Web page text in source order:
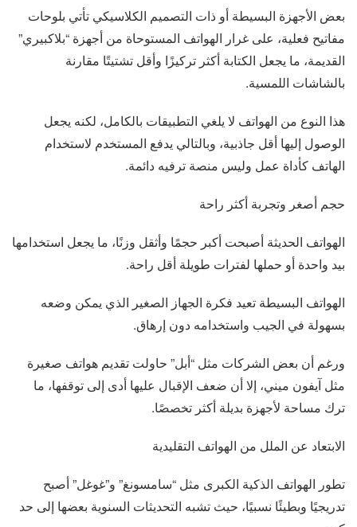
بعض الأجهزة البسيطة أو ذات التصميم الكلاسيكي تأتي بلوحات
مفاتيح فعلية، على غرار الهواتف المستوحاة من أجهزة “بلاكبيري”
القديمة، ما يجعل الكتابة أكثر تركيزًا وأقل تشتيتًا مقارنة
بالشاشات اللمسية.
هذا النوع من الهواتف لا يلغي التطبيقات بالكامل، لكنه يجعل
الوصول إليها أقل جاذبية، وبالتالي يدفع المستخدم لاستخدام
الهاتف كأداة عمل وليس منصة ترفيه دائمة.
حجم أصغر وتجربة أكثر راحة
الهواتف الحديثة أصبحت أكبر حجمًا وأثقل وزنًا، ما يجعل استخدامها
بيد واحدة أو حملها لفترات طويلة أقل راحة.
الهواتف البسيطة تعيد فكرة الجهاز الصغير الذي يمكن وضعه
بسهولة في الجيب واستخدامه دون إرهاق.
ورغم أن بعض الشركات مثل “أبل” حاولت تقديم هواتف صغيرة
مثل آيفون ميني، إلا أن ضعف الإقبال عليها أدى إلى توقفها، ما
ترك مساحة لأجهزة بديلة أكثر تخصصًا.
الابتعاد عن الملل من الهواتف التقليدية
تطور الهواتف الذكية الكبرى مثل “سامسونغ” و”غوغل” أصبح
تدريجيًا وبطيئًا نسبيًا، حيث تشبه التحديثات السنوية بعضها إلى حد